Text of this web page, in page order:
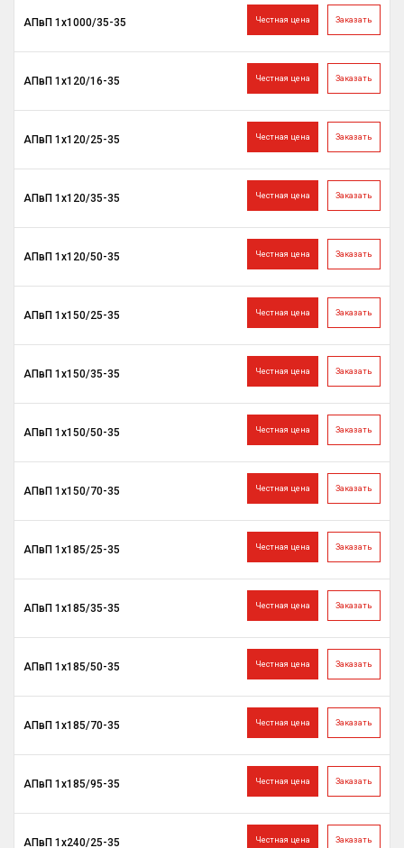
Заказать
Честная цена
АПвП 1х1000/35-35
Заказать
Честная цена
АПвП 1х120/16-35
Заказать
Честная цена
АПвП 1х120/25-35
Заказать
Честная цена
АПвП 1х120/35-35
Заказать
Честная цена
АПвП 1х120/50-35
Заказать
Честная цена
АПвП 1х150/25-35
Заказать
Честная цена
АПвП 1х150/35-35
Заказать
Честная цена
АПвП 1х150/50-35
Заказать
Честная цена
АПвП 1х150/70-35
Заказать
Честная цена
АПвП 1х185/25-35
Заказать
Честная цена
АПвП 1х185/35-35
Заказать
Честная цена
АПвП 1х185/50-35
Заказать
Честная цена
АПвП 1х185/70-35
Заказать
Честная цена
АПвП 1х185/95-35
Заказать
Честная цена
АПвП 1х240/25-35